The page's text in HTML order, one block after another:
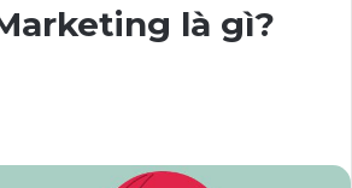
là gì?